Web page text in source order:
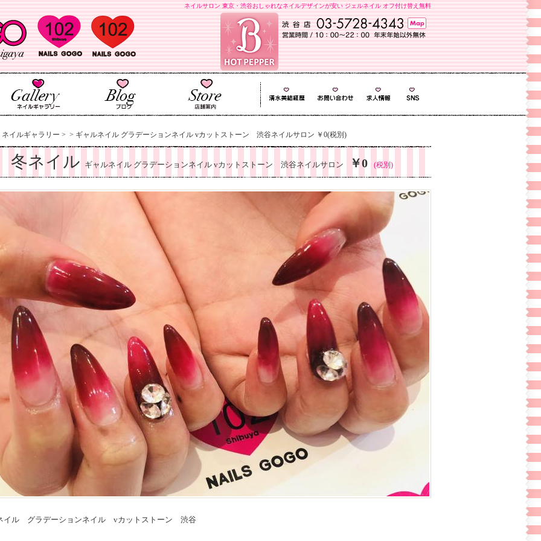
ネイルサロン 東京・渋谷おしゃれなネイルデザインが安い ジェルネイル オフ付け替え無料
ネイルギャラリー > > ギャルネイル グラデーションネイル vカットストーン 渋谷ネイルサロン ￥0(税別)
冬ネイル ギャルネイル グラデーションネイル vカットストーン 渋谷ネイルサロン ￥0 (税別)
イル グラデーションネイル vカットストーン 渋谷